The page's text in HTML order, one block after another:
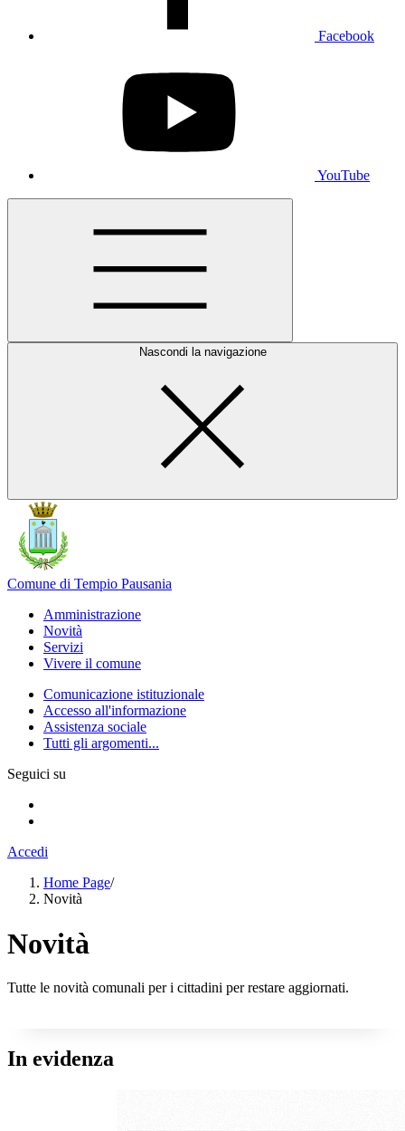
Facebook
YouTube
Nascondi la navigazione
Comune di Tempio Pausania
Amministrazione
Novità
Servizi
Vivere il comune
Comunicazione istituzionale
Accesso all'informazione
Assistenza sociale
Tutti gli argomenti...
Seguici su
Accedi
Home Page/
Novità
Novità
Tutte le novità comunali per i cittadini per restare aggiornati.
In evidenza